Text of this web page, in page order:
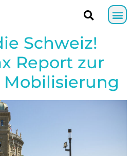
Schweiz!
Report zur